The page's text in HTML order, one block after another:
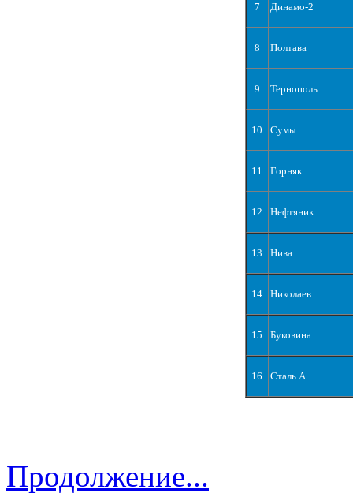
7 Динамо-2
8 Полтава
9 Тернополь
10 Сумы
11 Горняк
12 Нефтяник
13 Нива
14 Николаев
15 Буковина
16 Сталь А
Продолжение...